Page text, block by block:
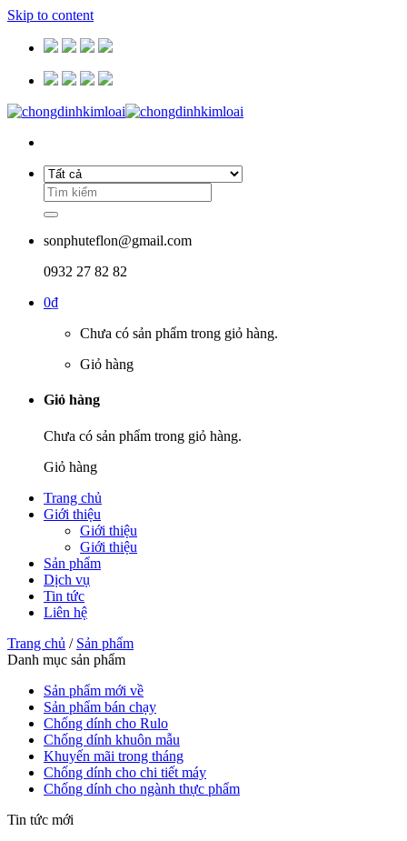
Skip to content
sonphuteflon@gmail.com
0932 27 82 82
0₫
Chưa có sản phẩm trong giỏ hàng.
Giỏ hàng
Giỏ hàng
Chưa có sản phẩm trong giỏ hàng.
Giỏ hàng
Trang chủ
Giới thiệu
Giới thiệu
Giới thiệu
Sản phẩm
Dịch vụ
Tin tức
Liên hệ
Trang chủ / Sản phẩm
Danh mục sản phẩm
Sản phẩm mới về
Sản phẩm bán chạy
Chống dính cho Rulo
Chống dính khuôn mẫu
Khuyến mãi trong tháng
Chống dính cho chi tiết máy
Chống dính cho ngành thực phẩm
Tin tức mới